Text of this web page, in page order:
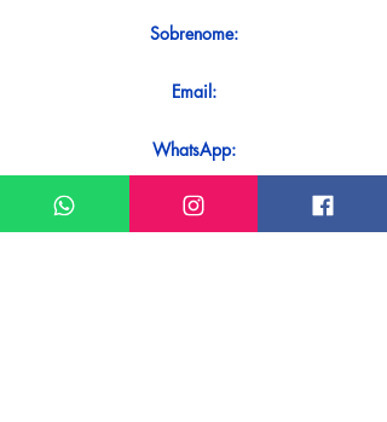
Sobrenome:
Email:
WhatsApp:
Mensagem: